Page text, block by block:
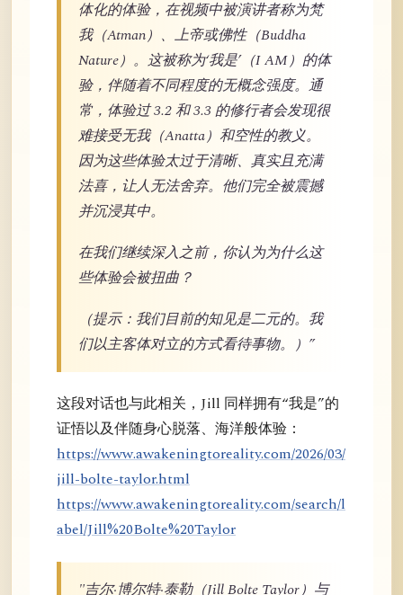
体化的体验，在视频中被演讲者称为梵
我（Atman）、上帝或佛性（Buddha
Nature）。这被称为‘我是’（I AM）的体
验，伴随着不同程度的无概念强度。通
常，体验过 3.2 和 3.3 的修行者会发现很
难接受无我（Anatta）和空性的教义。
因为这些体验太过于清晰、真实且充满
法喜，让人无法舍弃。他们完全被震撼
并沉浸其中。
在我们继续深入之前，你认为为什么这
些体验会被扭曲？
（提示：我们目前的知见是二元的。我
们以主客体对立的方式看待事物。）”
这段对话也与此相关，Jill 同样拥有“我是”的
证悟以及伴随身心脱落、海洋般体验：
https://www.awakeningtoreality.com/2026/03/
jill-bolte-taylor.html
https://www.awakeningtoreality.com/search/l
abel/Jill%20Bolte%20Taylor
"吉尔·博尔特·泰勒（Jill Bolte Taylor）与